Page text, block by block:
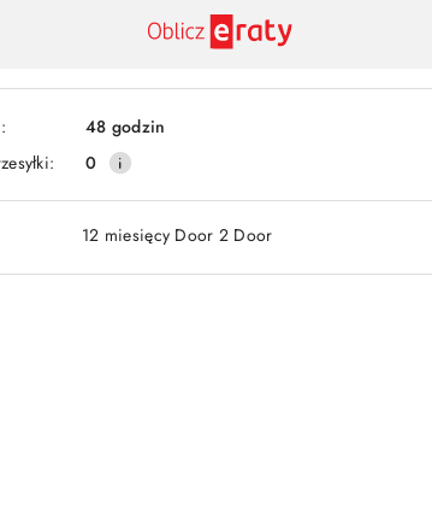
48 godzin
0
12 miesięcy Door 2 Door